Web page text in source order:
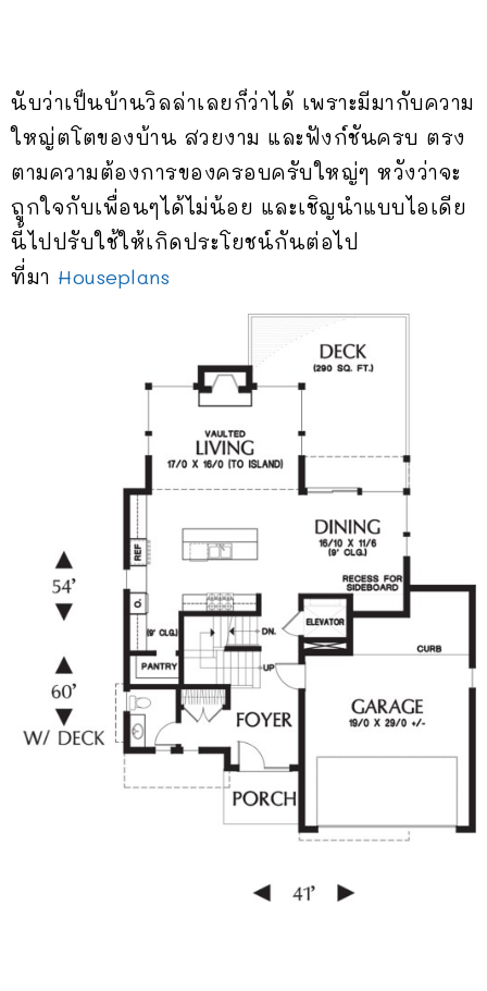
นับว่าเป็นบ้านวิลล่าเลยก็ว่าได้ เพราะมีมากับความ
ใหญ่ตโตของบ้าน สวยงาม และฟังก์ชันครบ ตรง
ตามความต้องการของครอบครับใหญ่ๆ หวังว่าจะ
ถูกใจกับเพื่อนๆได้ไม่น้อย และเชิญนำแบบไอเดีย
นี้ไปปรับใช้ให้เกิดประโยชน์กันต่อไป
ที่มา Houseplans